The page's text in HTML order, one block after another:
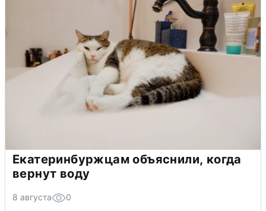
Екатеринбуржцам объяснили, когда
вернут воду
8 августа 0